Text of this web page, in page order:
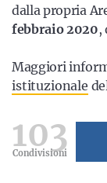
dalla propria
febbraio 2020,
Maggiori
istituzionale
103
Condivisioni